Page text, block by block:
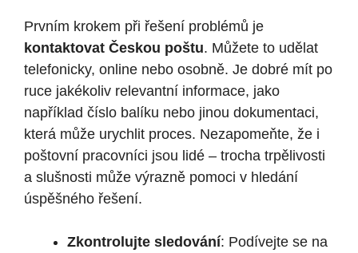
Prvním krokem při řešení problémů je
kontaktovat Českou poštu. Můžete to udělat
telefonicky, online nebo osobně. Je dobré mít po
ruce jakékoliv relevantní informace, jako
například číslo balíku nebo jinou dokumentaci,
která může urychlit proces. Nezapomeňte, že i
poštovní pracovníci jsou lidé – trocha trpělivosti
a slušnosti může výrazně pomoci v hledání
úspěšného řešení.
Zkontrolujte sledování: Podívejte se na